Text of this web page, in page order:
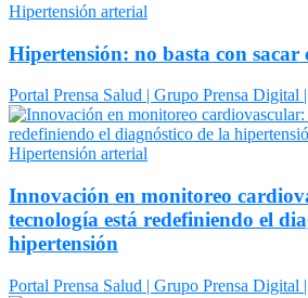
Hipertensión arterial
Hipertensión: no basta con sacar
Portal Prensa Salud | Grupo Prensa Digital
Hipertensión arterial
Innovación en monitoreo
tecnología está redefiniendo el
hipertensión
Portal Prensa Salud | Grupo Prensa Digital